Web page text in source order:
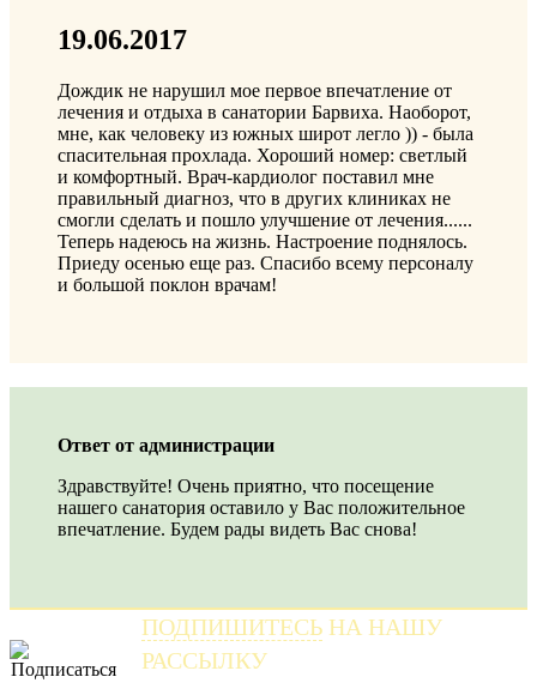
19.06.2017
Дождик не нарушил мое первое впечатление от
лечения и отдыха в санатории Барвиха. Наоборот,
мне, как человеку из южных широт легло )) - была
спасительная прохлада. Хороший номер: светлый
и комфортный. Врач-кардиолог поставил мне
правильный диагноз, что в других клиниках не
смогли сделать и пошло улучшение от лечения......
Теперь надеюсь на жизнь. Настроение поднялось.
Приеду осенью еще раз. Спасибо всему персоналу
и большой поклон врачам!
Ответ от администрации
Здравствуйте! Очень приятно, что посещение
нашего санатория оставило у Вас положительное
впечатление. Будем рады видеть Вас снова!
ПОДПИШИТЕСЬ НА НАШУ
РАССЫЛКУ